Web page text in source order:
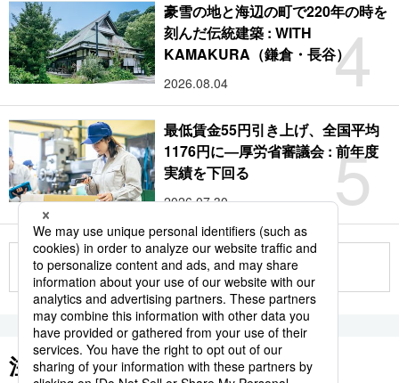
4
豪雪の地と海辺の町で220年の時を
刻んだ伝統建築 : WITH
KAMAKURA（鎌倉・長谷）
2026.08.04
5
最低賃金55円引き上げ、全国平均
1176円に―厚労省審議会 : 前年度
実績を下回る
2026.07.30
もっと見る
注目のキーワード